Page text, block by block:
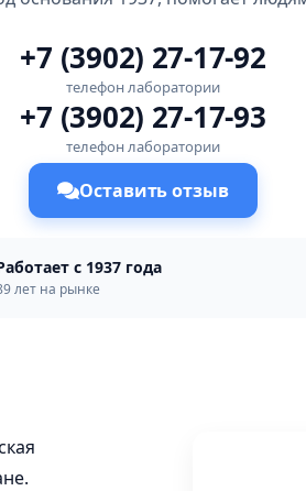
+7 (3902) 27-17-92
телефон лаборатории
+7 (3902) 27-17-93
телефон лаборатории
Оставить отзыв
с 1937 года
лет на рынке